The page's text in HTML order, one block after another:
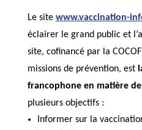
Le site www.vaccination-
éclairer le grand public et
site, cofinancé par la
missions de prévention, est
francophone en matière
plusieurs objectifs :
Informer sur la